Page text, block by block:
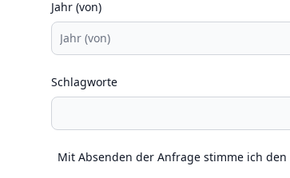
Jahr (von)
Schlagworte
Mit Absenden der Anfrage stimme ich den